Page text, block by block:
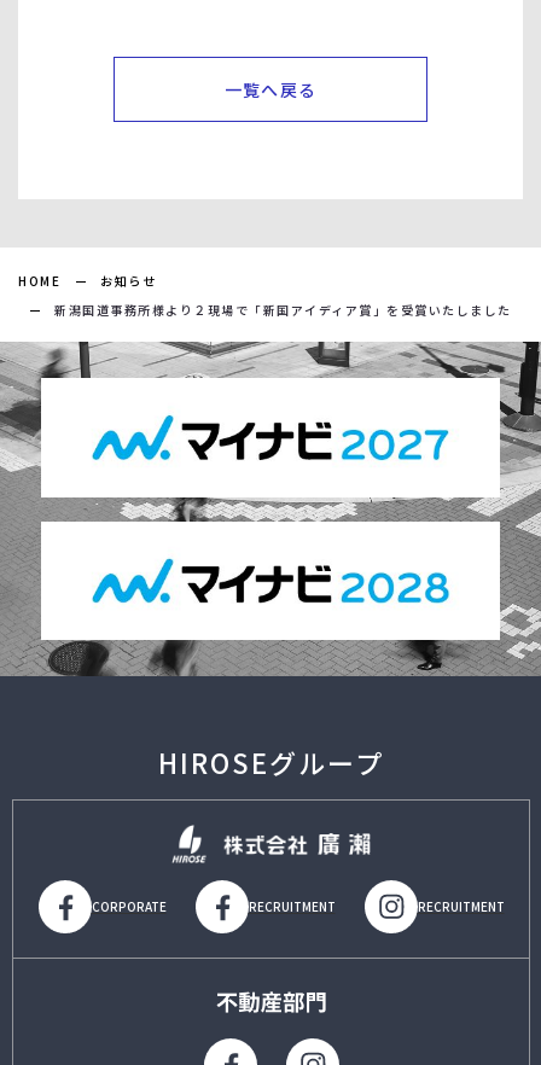
一覧へ戻る
HOME
お知らせ
新潟国道事務所様より２現場で「新国アイディア賞」を受賞いたしました
HIROSEグループ
CORPORATE RECRUITMENT RECRUITMENT